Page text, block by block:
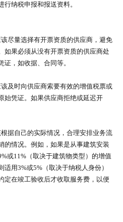
纳税申报和报送资料。
尽量选择有开票资质的供应商，避免
如果必须从没有开票资质的供应商处
，如收据、合同等。
及时向供应商索要有效的增值税票或
始凭证。如果供应商拒绝或延迟开
据自己的实际情况，合理安排业务流
的情况。例如，如果是从事建筑安装
或11%（取决于建筑物类型）的增值
用3%或5%（取决于纳税人身份）
定在竣工验收后才收取服务费，以便